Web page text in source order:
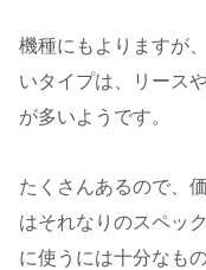
機種にもよりますが
いタイプは、リース
が多いようです。
たくさんあるので、
はそれなりのスペッ
に使うには十分なも